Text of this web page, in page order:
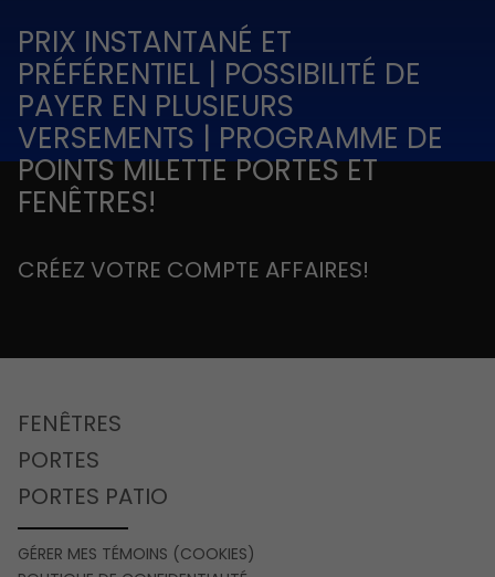
PRIX INSTANTANÉ ET
PRÉFÉRENTIEL | POSSIBILITÉ DE
PAYER EN PLUSIEURS
VERSEMENTS | PROGRAMME DE
POINTS MILETTE PORTES ET
FENÊTRES!
CRÉEZ VOTRE COMPTE AFFAIRES!
FENÊTRES
PORTES
PORTES PATIO
GÉRER MES TÉMOINS (COOKIES)